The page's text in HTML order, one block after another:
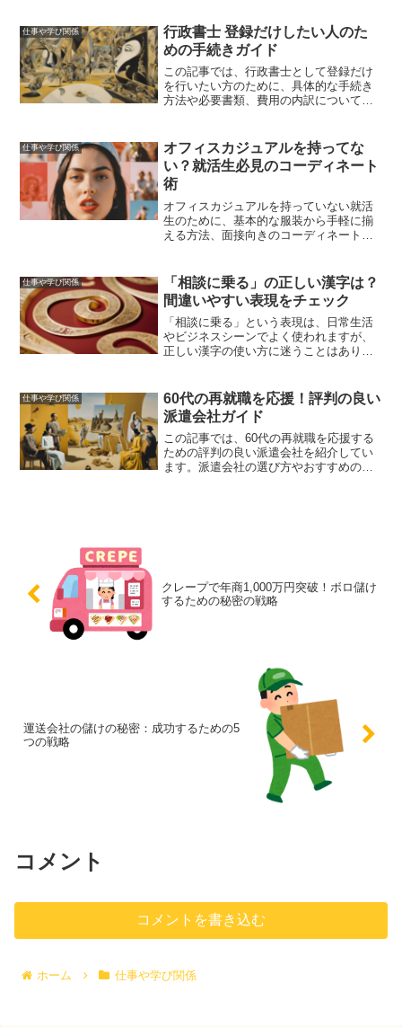
に紹介し、経済的な安定を手に入れるた
めの手段を提案します。
仕事や学び関係
行政書士 登録だけしたい人のた
めの手続きガイド
この記事では、行政書士として登録だけ
を行いたい方のために、具体的な手続き
方法や必要書類、費用の内訳について詳
介しています。
仕事や学び関係
オフィスカジュアルを持ってな
い？就活生必見のコーディネート
術
オフィスカジュアルを持っていない就活
生のために、基本的な服装から手軽に揃
える方法、面接向きのコーディネート
す。
仕事や学び関係
「相談に乗る」の正しい漢字は？
間違いやすい表現をチェック
「相談に乗る」という表現は、日常生活
やビジネスシーンでよく使われますが、
正しい漢字の使い方に迷うことはありま
をしてしまうこともあります。この記事
では、「相談に乗る」の正...
仕事や学び関係
60代の再就職を応援！評判の良い
派遣会社ガイド
この記事では、60代の再就職を応援する
ための評判の良い派遣会社を紹介してい
ます。派遣会社の選び方やおすすめの派
クレープで年商1,000万円突破！ボロ儲け
するための秘密の戦略
運送会社の儲けの秘密：成功するための5
つの戦略
コメント
コメントを書き込む
ホーム 仕事や学び関係